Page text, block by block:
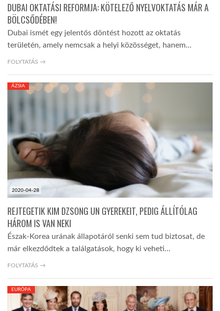
GLOBOTV BP
HÍR3D
TROPICALMAGAZIN
GLOBOTV
AFRIKA TUDÁSTÁR
A NAP SZÉPE
LINKTR.EE
GLOBOZSARU
DUBAI OKTATÁSI REFORMJA: KÖTELEZŐ NYELVOKTATÁS MÁR A
BÖLCSŐDÉBEN!
Dubai ismét egy jelentős döntést hozott az oktatás
területén, amely nemcsak a helyi közösséget, hanem…
FOLYTATÁS →
2020-04-28
ÁZSIA
REJTEGETIK KIM DZSONG UN GYEREKEIT, PEDIG ÁLLÍTÓLAG
HÁROM IS VAN NEKI
Észak-Korea urának állapotáról senki sem tud biztosat, de
már elkezdődtek a találgatások, hogy ki veheti…
FOLYTATÁS →
EURÓPA